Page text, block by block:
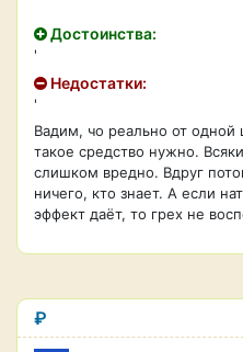
Достоинства:
'
Недостатки:
'
Вадим, чо реально от одной
такое средство нужно.
слишком вредно. Вдруг
ничего, кто знает. А если
эффект даёт, то грех не
₽